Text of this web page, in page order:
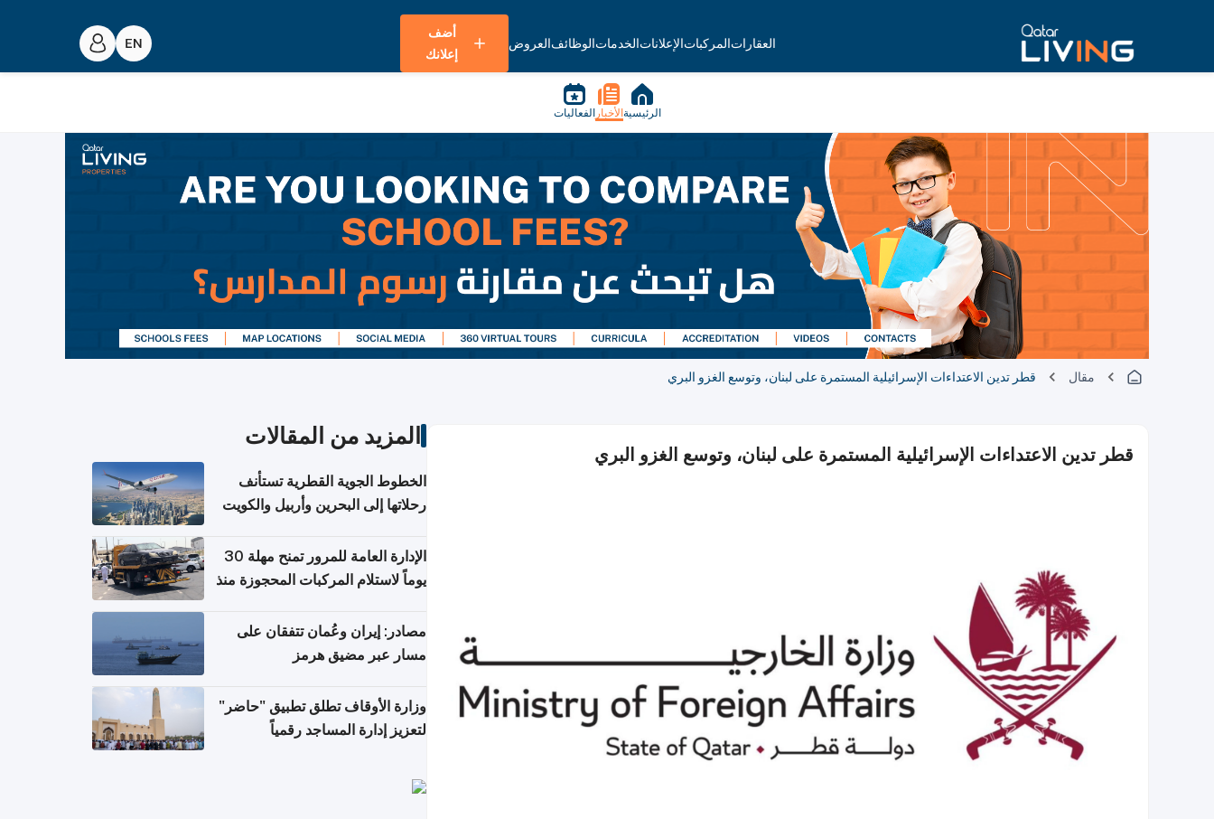
العقاراتالمركباتالإعلاناتالخدماتالوظائفالعروض
أضف
إعلانك
الرئيسية الأخبار الفعاليات
مقال قطر تدين الاعتداءات الإسرائيلية المستمرة على لبنان، وتوسع الغزو البري
قطر تدين الاعتداءات الإسرائيلية المستمرة على لبنان، وتوسع الغزو البري
المزيد من المقالات
الخطوط الجوية القطرية تستأنف
رحلاتها إلى البحرين وأربيل والكويت
الإدارة العامة للمرور تمنح مهلة 30
يوماً لاستلام المركبات المحجوزة منذ
مصادر: إيران وعُمان تتفقان على
مسار عبر مضيق هرمز
وزارة الأوقاف تطلق تطبيق "حاضر"
لتعزيز إدارة المساجد رقمياً